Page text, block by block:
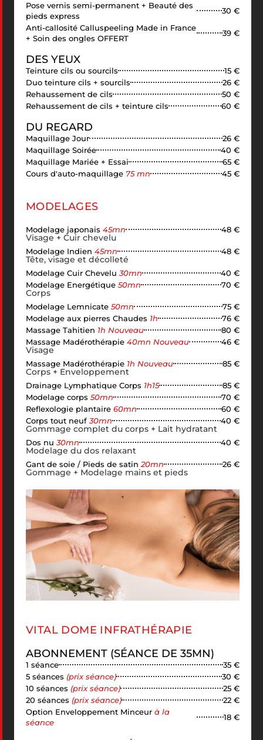
Pose vernis semi-permanent + Beauté des
pieds express
30 €
Anti-callosité Calluspeeling Made in France
+ Soin des ongles OFFERT
39 €
DES YEUX
Teinture cils ou sourcils
15 €
Duo teinture cils + sourcils
26 €
Rehaussement de cils
50 €
Rehaussement de cils + teinture cils
60 €
DU REGARD
Maquillage Jour
26 €
Maquillage Soirée
40 €
Maquillage Mariée + Essai
65 €
Cours d'auto-maquillage 75 mn 45 €
MODELAGES
Modelage japonais 45mn 48 €
Visage + Cuir chevelu
Modelage Indien 45mn 48 €
Tête, visage et décolleté
Modelage Cuir Chevelu 30mn
40 €
Modelage Energétique 50mn 70 €
Corps
Modelage Lemnicate 50mn
75 €
Modelage aux pierres Chaudes 1h
76 €
Massage Tahitien 1h Nouveau
80 €
Massage Madérothérapie 40mn Nouveau 46 €
Visage
Massage Madérothérapie 1h Nouveau 85 €
Corps + Enveloppement
Drainage Lymphatique Corps 1h15
85 €
Modelage corps 50mn
70 €
Reflexologie plantaire 60mn
60 €
Corps tout neuf 30mn 40 €
Gommage complet du corps + Lait hydratant
Dos nu 30mn 40 €
Modelage du dos relaxant
Gant de soie / Pieds de satin 20mn 26 €
Gommage + Modelage mains et pieds
VITAL DOME INFRATHÉRAPIE
ABONNEMENT (SÉANCE DE 35MN)
1 séance
35 €
5 séances (prix séance)
30 €
10 séances (prix séance)
25 €
20 séances (prix séance)
22 €
Option Enveloppement Minceur à la
séance
18 €